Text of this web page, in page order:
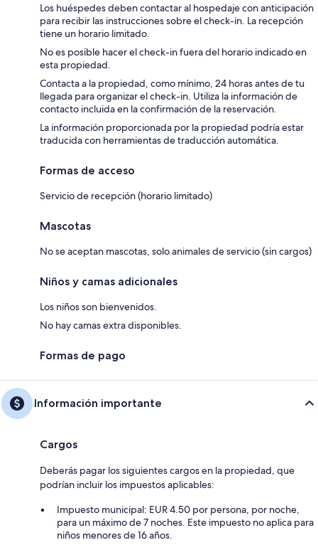
Los huéspedes deben contactar al hospedaje con anticipación
para recibir las instrucciones sobre el check-in. La recepción
tiene un horario limitado.
No es posible hacer el check-in fuera del horario indicado en
esta propiedad.
Contacta a la propiedad, como mínimo, 24 horas antes de tu
llegada para organizar el check-in. Utiliza la información de
contacto incluida en la confirmación de la reservación.
La información proporcionada por la propiedad podría estar
traducida con herramientas de traducción automática.
Formas de acceso
Servicio de recepción (horario limitado)
Mascotas
No se aceptan mascotas, solo animales de servicio (sin cargos)
Niños y camas adicionales
Los niños son bienvenidos.
No hay camas extra disponibles.
Formas de pago
Información importante
Cargos
Deberás pagar los siguientes cargos en la propiedad, que
podrían incluir los impuestos aplicables:
Impuesto municipal: EUR 4.50 por persona, por noche,
para un máximo de 7 noches. Este impuesto no aplica para
niños menores de 16 años.